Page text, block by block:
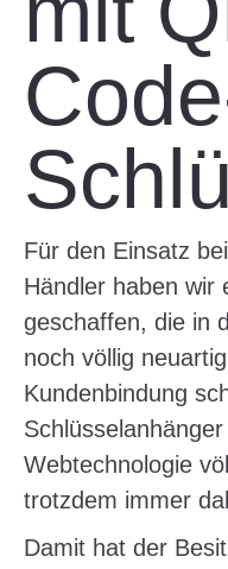
Für den Einsatz
Händler haben wir
geschaffen, die in
noch völlig
Kundenbindung
Webtechnologie
trotzdem immer
Damit hat der